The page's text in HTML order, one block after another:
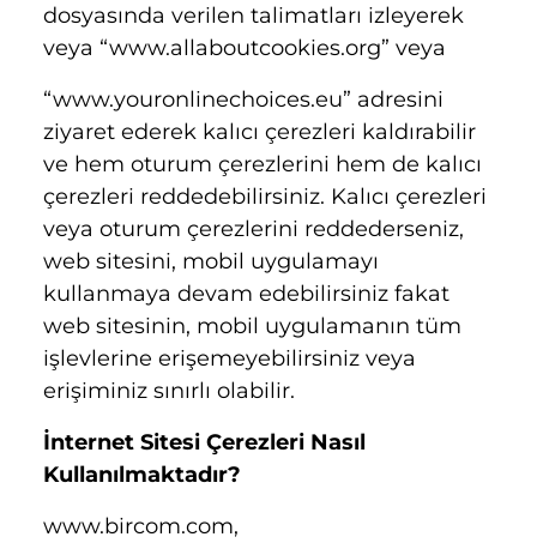
dosyasında verilen talimatları izleyerek
veya “www.allaboutcookies.org” veya
“www.youronlinechoices.eu” adresini
ziyaret ederek kalıcı çerezleri kaldırabilir
ve hem oturum çerezlerini hem de kalıcı
çerezleri reddedebilirsiniz. Kalıcı çerezleri
veya oturum çerezlerini reddederseniz,
web sitesini, mobil uygulamayı
kullanmaya devam edebilirsiniz fakat
web sitesinin, mobil uygulamanın tüm
işlevlerine erişemeyebilirsiniz veya
erişiminiz sınırlı olabilir.
İnternet Sitesi Çerezleri Nasıl
Kullanılmaktadır?
www.bircom.com,